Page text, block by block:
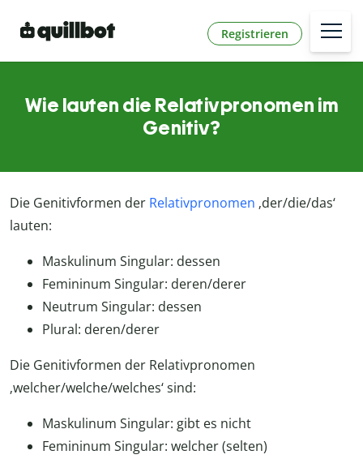
Registrieren
Wie lauten die Relativpronomen im
Genitiv?
Die Genitivformen der Relativpronomen ‚der/die/das‘
lauten:
Maskulinum Singular: dessen
Femininum Singular: deren/derer
Neutrum Singular: dessen
Plural: deren/derer
Die Genitivformen der Relativpronomen
‚welcher/welche/welches‘ sind:
Maskulinum Singular: gibt es nicht
Femininum Singular: welcher (selten)